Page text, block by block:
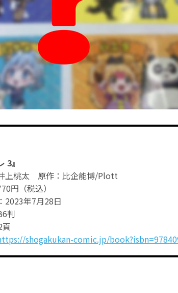
3』
上桃太 原作：比企能博/Plott
円（税込）
2023年7月28日
判
shogakukan-comic.jp/